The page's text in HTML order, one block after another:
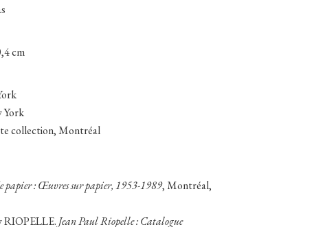
cm
York
collection, Montréal
papier : Œuvres sur papier, 1953-1989, Montréal,
RIOPELLE. Jean Paul Riopelle : Catalogue